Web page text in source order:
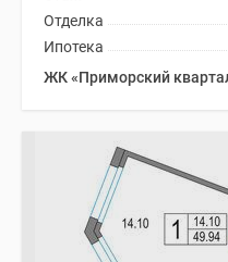
Отделка
Ипотека
ЖК «Приморский